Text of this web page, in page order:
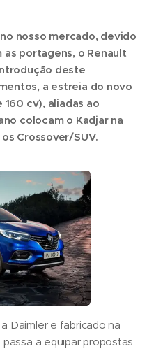
nosso mercado, devido
portagens, o Renault
deste
a estreia do novo
160 cv), aliadas ao
colocam o Kadjar na
Crossover/SUV.
Daimler e fabricado na
a equipar propostas